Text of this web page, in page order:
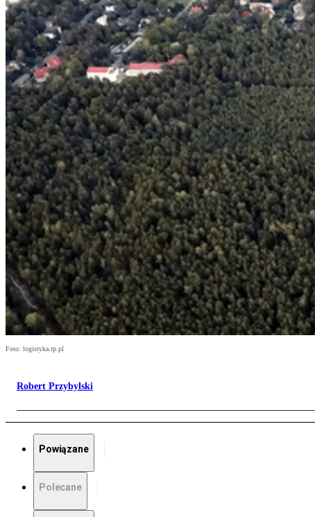
Foto: logistyka.rp.pl
Robert Przybylski
Powiązane
Polecane